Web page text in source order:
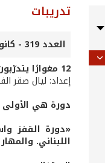
تدريبات
العدد 319 - كانون الثاني 2012
12 مغوارًا يتدرّبون على القفز بالمظلات
إعداد: ليال صقر
دورة هي
«دورة القفز
اللبناني.